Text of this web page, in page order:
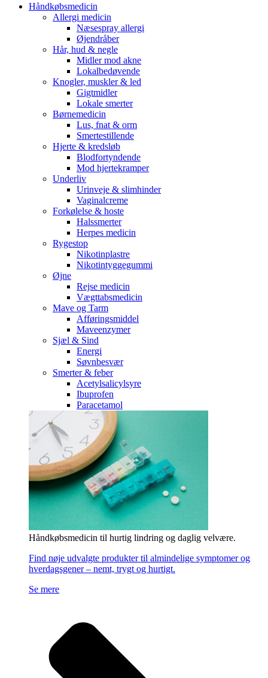
Håndkøbsmedicin
Allergi medicin
Næsespray allergi
Øjendråber
Hår, hud & negle
Midler mod akne
Lokalbedøvende
Knogler, muskler & led
Gigtmidler
Lokale smerter
Børnemedicin
Lus, fnat & orm
Smertestillende
Hjerte & kredsløb
Blodfortyndende
Mod hjertekramper
Underliv
Urinveje & slimhinder
Vaginalcreme
Forkølelse & hoste
Halssmerter
Herpes medicin
Rygestop
Nikotinplastre
Nikotintyggegummi
Øjne
Rejse medicin
Vægttabsmedicin
Mave og Tarm
Afføringsmiddel
Maveenzymer
Sjæl & Sind
Energi
Søvnbesvær
Smerter & feber
Acetylsalicylsyre
Ibuprofen
Paracetamol
Håndkøbsmedicin til hurtig lindring og daglig velvære.
Find nøje udvalgte produkter til almindelige symptomer og
hverdagsgener – nemt, trygt og hurtigt.
Se mere